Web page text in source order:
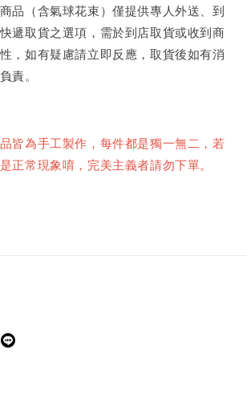
品（含氣球花束）僅提供專人外送、到
遞取貨之選項，需於到店取貨或收到商
，如有疑慮請立即反應，取貨後如有消
責。
皆為手工製作，每件都是獨一無二，若
正常現象唷，完美主義者請勿下單。